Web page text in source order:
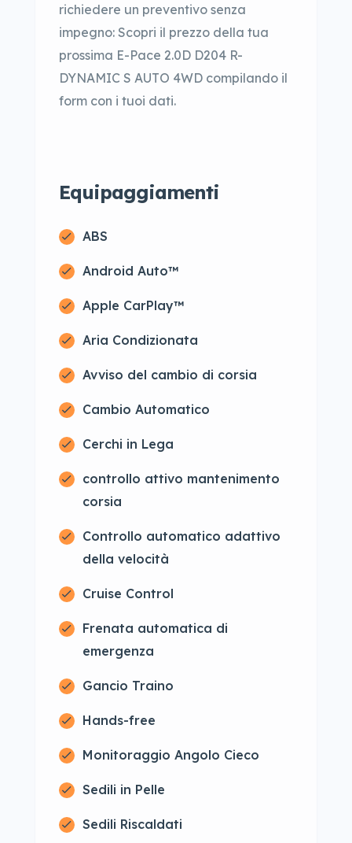
richiedere un preventivo senza
impegno: Scopri il prezzo della tua
prossima E-Pace 2.0D D204 R-
DYNAMIC S AUTO 4WD compilando il
form con i tuoi dati.
Equipaggiamenti
ABS
Android Auto™
Apple CarPlay™
Aria Condizionata
Avviso del cambio di corsia
Cambio Automatico
Cerchi in Lega
controllo attivo mantenimento
corsia
Controllo automatico adattivo
della velocità
Cruise Control
Frenata automatica di
emergenza
Gancio Traino
Hands-free
Monitoraggio Angolo Cieco
Sedili in Pelle
Sedili Riscaldati